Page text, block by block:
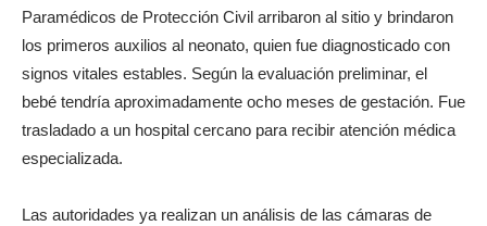
Paramédicos de Protección Civil arribaron al sitio y brindaron
los primeros auxilios al neonato, quien fue diagnosticado con
signos vitales estables. Según la evaluación preliminar, el
bebé tendría aproximadamente ocho meses de gestación. Fue
trasladado a un hospital cercano para recibir atención médica
especializada.
Las autoridades ya realizan un análisis de las cámaras de